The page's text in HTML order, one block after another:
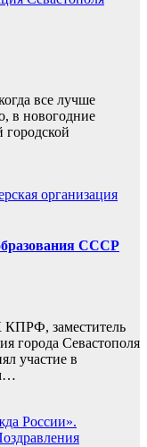
все лучше
в новогодние
организация
СССР
КПРФ, заместитель
города Севастополя
участие в
России».